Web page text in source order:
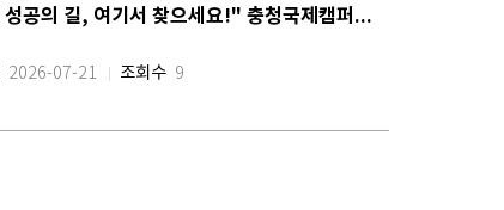
"취업 성공의 길, 여기서 찾으세요!" 충청국제캠퍼스, 2026학년도 취업주간행사 성황리 개최
2026-07-21 조회수 9